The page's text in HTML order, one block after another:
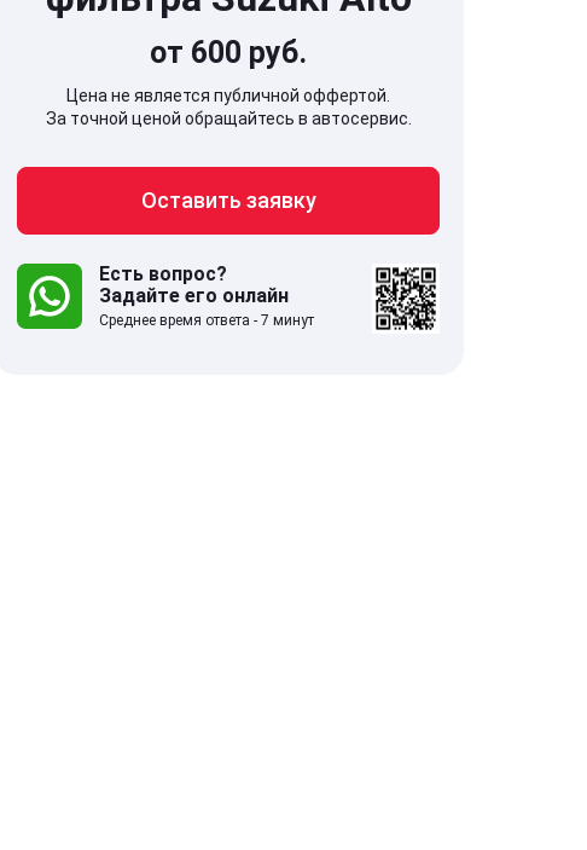
141707, Московская обл,
дом 5
от 600 руб.
Цена не является публичной оффертой.
За точной ценой обращайтесь в автосервис.
Оставить заявку
Есть вопрос?
Задайте его онлайн
Среднее время ответа - 7 минут